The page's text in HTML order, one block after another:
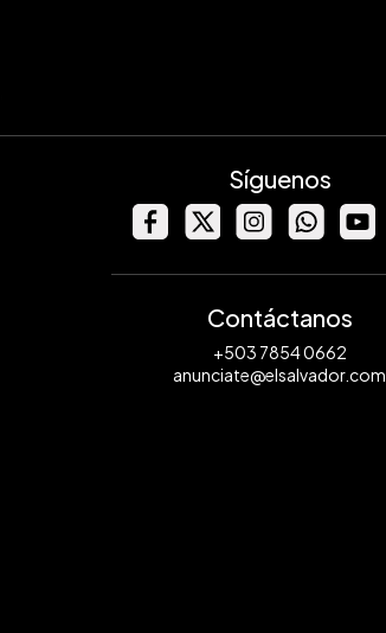
Síguenos
Contáctanos
+503 7854 0662
anunciate@elsalvador.com